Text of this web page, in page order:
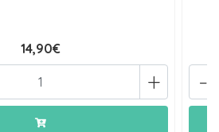
14,90€
+ -